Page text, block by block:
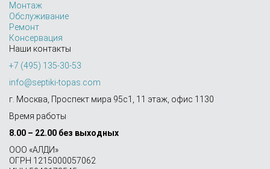
Монтаж
Обслуживание
Ремонт
Консервация
Наши контакты
+7 (495) 135-30-53
info@septiki-topas.com
г. Москва, Проспект мира 95с1, 11 этаж, офис 1130
Время работы
8.00 – 22.00 без выходных
OOO «АЛДИ»
ОГРН 1215000057062